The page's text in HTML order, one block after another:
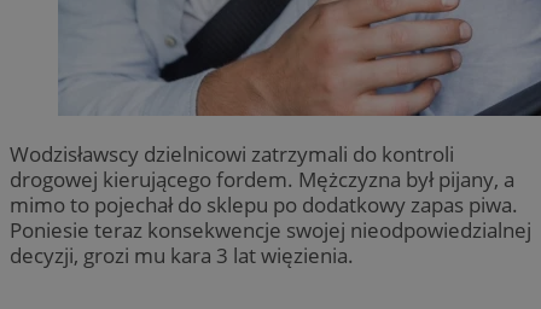
Wodzisławscy dzielnicowi zatrzymali do kontroli
drogowej kierującego fordem. Mężczyzna był pijany, a
mimo to pojechał do sklepu po dodatkowy zapas piwa.
Poniesie teraz konsekwencje swojej nieodpowiedzialnej
decyzji, grozi mu kara 3 lat więzienia.